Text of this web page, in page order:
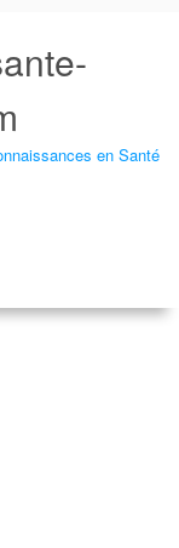
en Santé